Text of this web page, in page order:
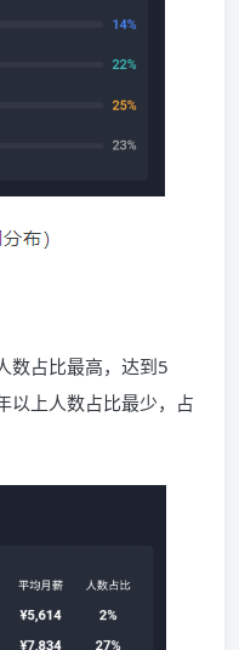
数占比最高，达到5
以上人数占比最少，占